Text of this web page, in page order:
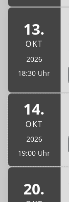
13.
OKT
2026
18:30 Uhr
14.
OKT
2026
19:00 Uhr
20.